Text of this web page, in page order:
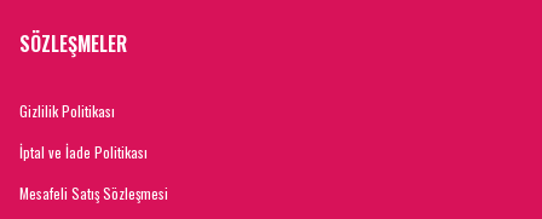
SÖZLEŞMELER
Gizlilik Politikası
İptal ve İade Politikası
Mesafeli Satış Sözleşmesi